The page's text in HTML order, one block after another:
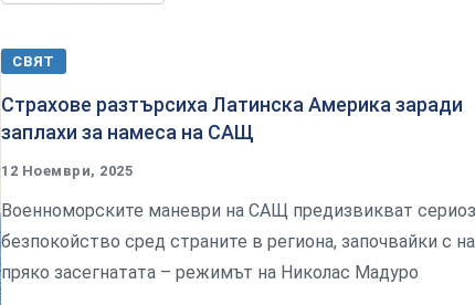
СВЯТ
Страхове разтърсиха Латинска Америка заради
заплахи за намеса на САЩ
12 Ноември, 2025
Военноморските маневри на САЩ предизвикват
безпокойство сред страните в региона, започвайки с
пряко засегнатата – режимът на Николас Мадуро